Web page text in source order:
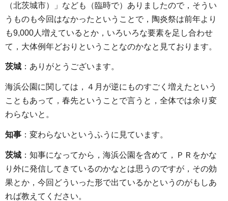
（北茨城市）」なども（臨時で）ありましたので，そうい
うものも今回はなかったということで，陶炎祭は前年より
も9,000人増えているとか，いろいろな要素を足し合わせ
て，大体例年どおりということなのかなと見ております。
茨城 ：ありがとうございます。
海浜公園に関しては，４月が逆にものすごく増えたという
こともあって，春先ということで言うと，全体では余り変
わらないと。
知事 ：変わらないというふうに見ています。
茨城 ：知事になってから，海浜公園を含めて，ＰＲをかな
り外に発信してきているのかなとは思うのですが，その効
果とか，今回どういった形で出ているかというのがもしあ
れば教えてください。